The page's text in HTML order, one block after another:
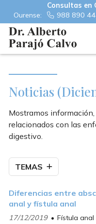
Consultas en
Ourense:
988 890
Noticias
Mostramos
relacionados con las
digestivo.
TEMAS
Diferencias entre
anal y fístula anal
17/12/2019 Fístula anal